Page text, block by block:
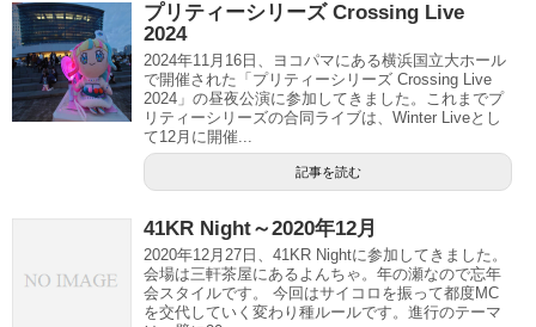
プリティーシリーズ Crossing Live
2024
2024年11月16日、ヨコパマにある横浜国立大ホール
で開催された「プリティーシリーズ Crossing Live
2024」の昼夜公演に参加してきました。これまでプ
リティーシリーズの合同ライブは、Winter Liveとし
て12月に開催...
記事を読む
41KR Night～2020年12月
2020年12月27日、41KR Nightに参加してきました。
会場は三軒茶屋にあるよんちゃ。年の瀬なので忘年
会スタイルです。 今回はサイコロを振って都度MC
を交代していく変わり種ルールです。進行のテーマ